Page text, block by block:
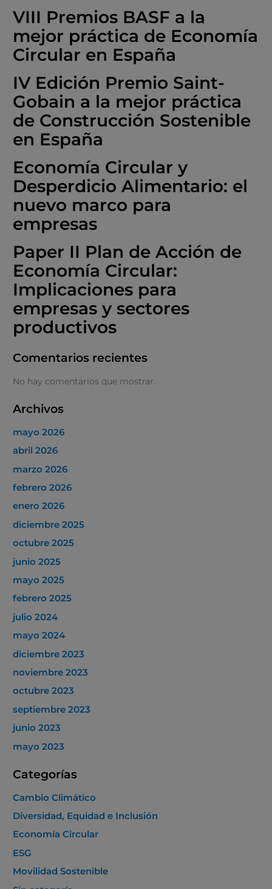
VIII Premios BASF a la
mejor práctica de Economía
Circular en España
IV Edición Premio Saint-
Gobain a la mejor práctica
de Construcción Sostenible
en España
Economía Circular y
Desperdicio Alimentario: el
nuevo marco para
empresas
Paper II Plan de Acción de
Economía Circular:
Implicaciones para
empresas y sectores
productivos
Comentarios recientes
No hay comentarios que mostrar.
Archivos
mayo 2026
abril 2026
marzo 2026
febrero 2026
enero 2026
diciembre 2025
octubre 2025
junio 2025
mayo 2025
febrero 2025
julio 2024
mayo 2024
diciembre 2023
noviembre 2023
octubre 2023
septiembre 2023
junio 2023
mayo 2023
Categorías
Cambio Climático
Diversidad, Equidad e Inclusión
Economía Circular
ESG
Movilidad Sostenible